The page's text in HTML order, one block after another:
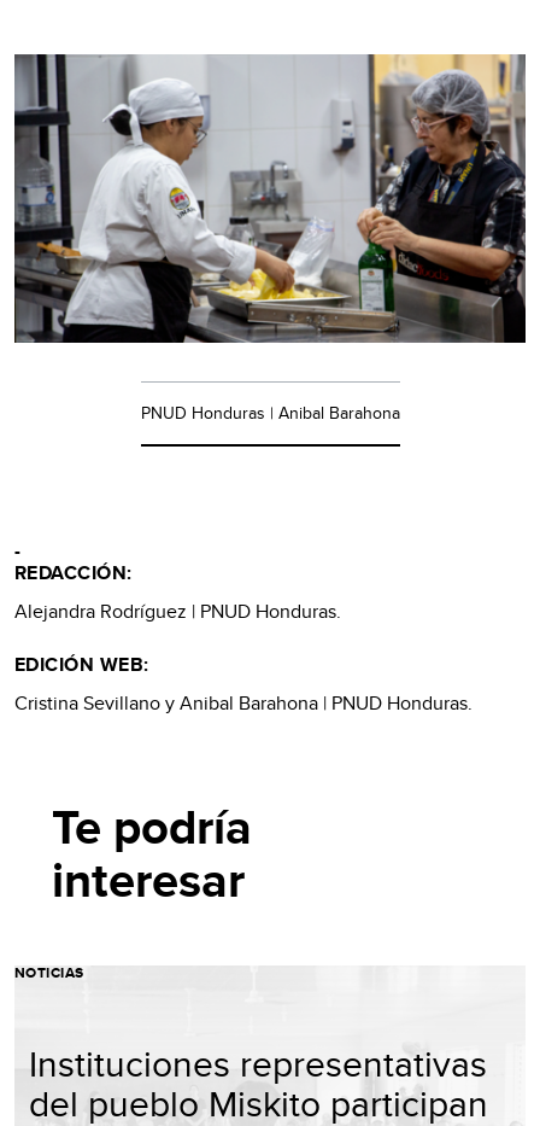
PNUD Honduras | Anibal Barahona
-
REDACCIÓN:
Alejandra Rodríguez | PNUD Honduras.
EDICIÓN WEB:
Cristina Sevillano y Anibal Barahona | PNUD Honduras.
Te podría
interesar
NOTICIAS
Instituciones representativas
del pueblo Miskito participan